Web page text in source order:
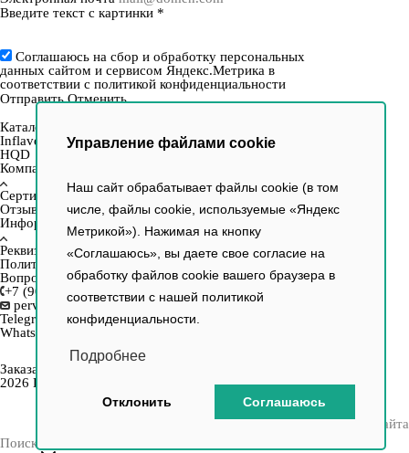
Управление файлами cookie
Наш сайт обрабатывает файлы cookie (в том
числе, файлы cookie, используемые «Яндекс
Метрикой»). Нажимая на кнопку
«Соглашаюсь», вы даете свое согласие на
обработку файлов cookie вашего браузера в
соответствии с нашей политикой
конфиденциальности.
Подробнее
Отклонить Соглашаюсь
Введите текст с картинки *
Соглашаюсь на сбор и обработку персональных
данных сайтом и сервисом Яндекс.Метрика в
соответствии с политикой конфиденциальности
Отправить Отменить
Каталог
Inflave
HQD
Компания
Сертификаты
Отзывы
Информация
Реквизиты
Политика
Вопрос–ответ
+7 (903) 154-33-16
perviy.tabachniy@yandex.ru
Telegram
WhatsApp
Заказать звонок
2026 Первый Табачный, продажа электронных сигарет
Разработка и продвижение сайта